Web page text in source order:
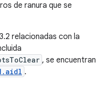
de ranura que se
relacionadas con la
, se encuentran
.